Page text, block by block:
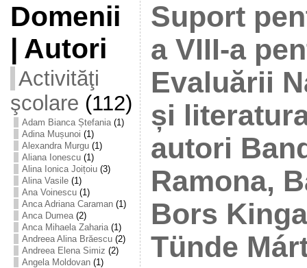
Domenii
| Autori
Activităţi
şcolare (112)
Adam Bianca Ștefania(1)
Adina Mușunoi (1)
Alexandra Murgu(1)
Aliana Ionescu(1)
Alina Ionica Joițoiu(3)
Alina Vasile(1)
Ana Voinescu(1)
Anca Adriana Caraman(1)
Anca Dumea(2)
Anca Mihaela Zaharia(1)
Andreea Alina Brăescu(2)
Andreea Elena Simiz (2)
Angela Moldovan(1)
Suport
a VIII-a
Evaluării
și
autori
Ramona,
Bors
Tünde